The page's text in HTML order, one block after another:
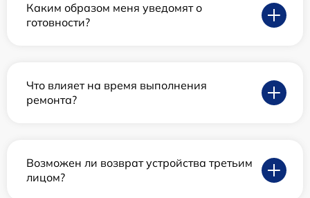
Каким образом меня уведомят о
готовности?
Что влияет на время выполнения
ремонта?
Возможен ли возврат устройства третьим
лицом?